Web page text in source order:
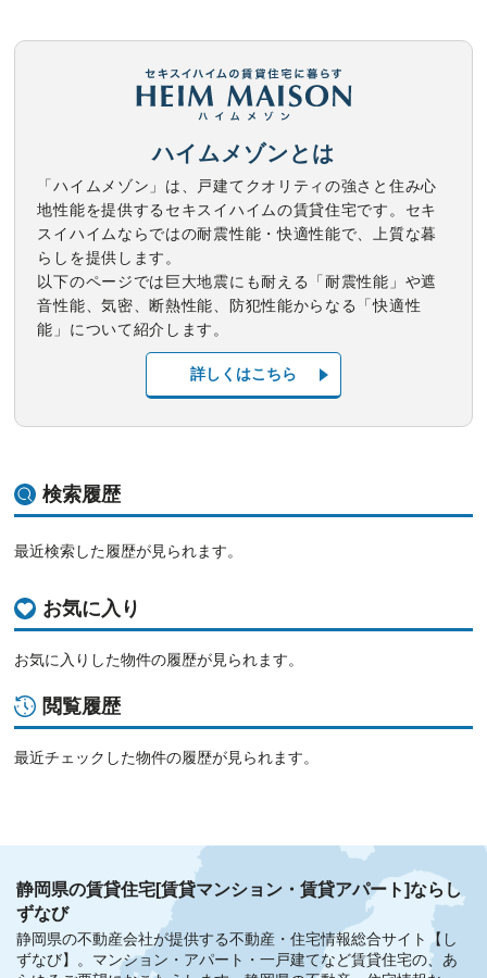
ハイムメゾンとは
「ハイムメゾン」は、戸建てクオリティの強さと住み心
地性能を提供するセキスイハイムの賃貸住宅です。セキ
スイハイムならではの耐震性能・快適性能で、上質な暮
らしを提供します。
以下のページでは巨大地震にも耐える「耐震性能」や遮
音性能、気密、断熱性能、防犯性能からなる「快適性
能」について紹介します。
詳しくはこちら
お気に入り
お気に入りした物件の履歴が見られます。
閲覧履歴
最近チェックした物件の履歴が見られます。
検索履歴
最近検索した履歴が見られます。
静岡県の賃貸住宅[賃貸マンション・賃貸アパート]ならし
ずなび
静岡県の不動産会社が提供する不動産・住宅情報総合サイト【し
ずなび】。 マンション・アパート・一戸建てなど賃貸住宅の、あ